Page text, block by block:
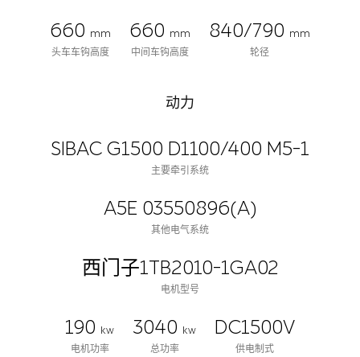
660 mm
头车车钩高度
660 mm
中间车钩高度
840/790 mm
轮径
动力
SIBAC G1500 D1100/400 M5-1
主要牵引系统
A5E 03550896(A)
其他电气系统
西门子1TB2010-1GA02
电机型号
190
kw
电机功率
3040
kw
总功率
DC1500V
供电制式